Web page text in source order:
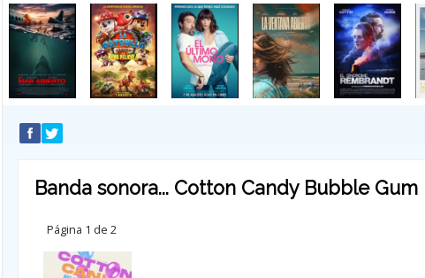
Banda sonora... Cotton Candy Bubble Gum
Página 1 de 2